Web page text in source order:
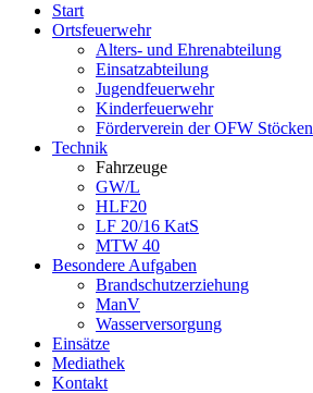
Start
Ortsfeuerwehr
Alters- und Ehrenabteilung
Einsatzabteilung
Jugendfeuerwehr
Kinderfeuerwehr
Förderverein der OFW Stöcken
Technik
Fahrzeuge
GW/L
HLF20
LF 20/16 KatS
MTW 40
Besondere Aufgaben
Brandschutzerziehung
ManV
Wasserversorgung
Einsätze
Mediathek
Kontakt